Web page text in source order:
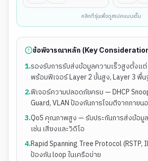
คลิกที่รุ่นเพื่อดูสเปคแบบเต็ม
ข้อพิจารณาหลัก (Key
1.รองรับการรับส่งข้อมูลความเร็วสูงตั้งแต่
พร้อมฟีเจอร์ Layer 2 ขั้นสูง, Layer 3 พื้น
2.ฟีเจอร์ความปลอดภัยครบ — DHCP
Guard, VLAN ป้องกันการโจมตีจากภายน
3.QoS คุณภาพสูง — รับประกันการส่งข้อมู
เช่น เสียงและวิดีโอ
4.Rapid Spanning Tree Protocol (RSTP,
ป้องกัน loop ในเครือข่าย